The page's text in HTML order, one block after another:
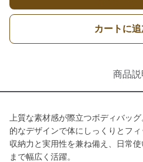
カートに
商品説
上質な素材感が際立つボディバッ
的なデザインで体にしっくりとフィ
収納力と実用性を兼ね備え、日常
まで幅広く活躍。